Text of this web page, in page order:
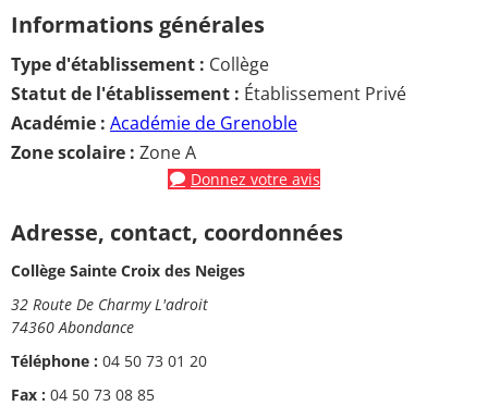
Informations générales
Type d'établissement : Collège
Statut de l'établissement : Établissement Privé
Académie : Académie de Grenoble
Zone scolaire : Zone A
Donnez votre avis
Adresse, contact, coordonnées
Collège Sainte Croix des Neiges
32 Route De Charmy L'adroit
74360 Abondance
Téléphone : 04 50 73 01 20
Fax : 04 50 73 08 85